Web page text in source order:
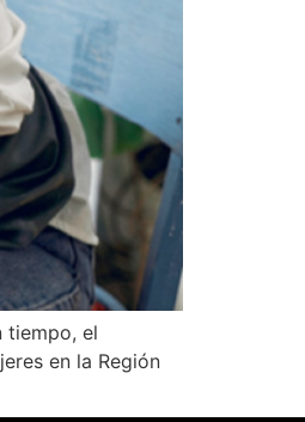
tiempo, el
en la Región